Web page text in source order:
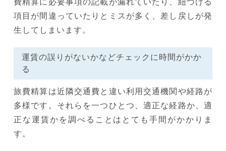
項目が間違っていたりとミスが多く、差し戻しが発
生してしまいます。
運賃の誤りがないかなどチェックに時間がかか
る
旅費精算は近隣交通費と違い利用交通機関や経路が
多様です。それらを一つひとつ、適正な経路か、適
正な運賃かを調べることはとても手間がかかりま
す。